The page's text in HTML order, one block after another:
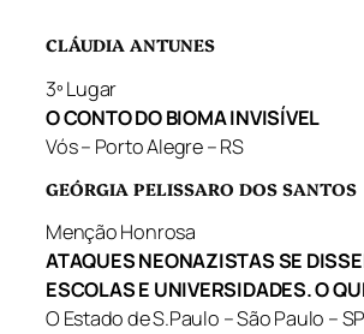
CLÁUDIA ANTUNES
3º Lugar
O CONTO DO BIOMA INVISÍVEL
Vós – Porto Alegre – RS
GEÓRGIA PELISSARO DOS SANTOS
Menção Honrosa
ATAQUES NEONAZISTAS SE
ESCOLAS E UNIVERSIDADES. O
O Estado de S.Paulo – São Paulo – SP